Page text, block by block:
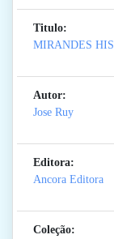
Titulo:
MIRANDES
Autor:
Jose Ruy
Editora:
Ancora Editora
Coleção: